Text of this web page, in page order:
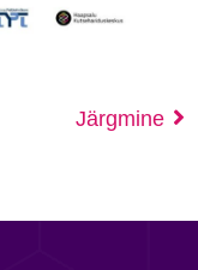
Järgmine